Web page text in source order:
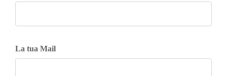
La tua Mail